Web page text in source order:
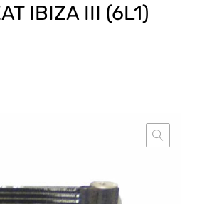
IBIZA III (6L1)